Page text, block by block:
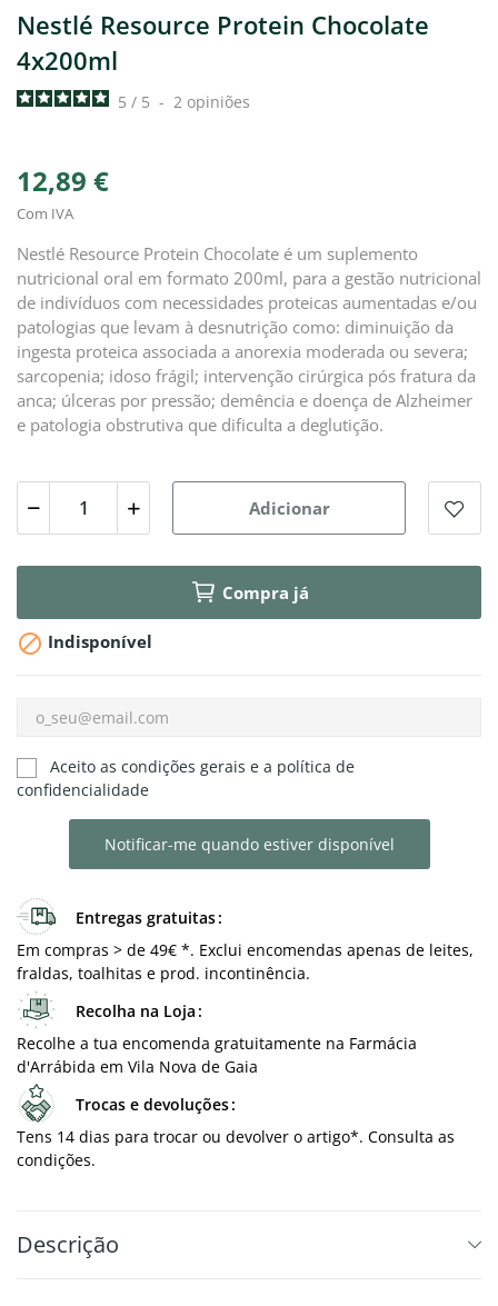
Nestlé Resource Protein Chocolate
4x200ml
5 / 5 - 2 opiniões
12,89 €
Com IVA
Nestlé Resource Protein Chocolate é um suplemento
nutricional oral em formato 200ml, para a gestão nutricional
de indivíduos com necessidades proteicas aumentadas e/ou
patologias que levam à desnutrição como: diminuição da
ingesta proteica associada a anorexia moderada ou severa;
sarcopenia; idoso frágil; intervenção cirúrgica pós fratura da
anca; úlceras por pressão; demência e doença de Alzheimer
e patologia obstrutiva que dificulta a deglutição.
Adicionar
Compra já
 Indisponível
Aceito as condições gerais e a política de
confidencialidade
Notificar-me quando estiver disponível
Entregas gratuitas
Em compras > de 49€ *. Exclui encomendas apenas de leites,
fraldas, toalhitas e prod. incontinência.
Recolha na Loja
Recolhe a tua encomenda gratuitamente na Farmácia
d'Arrábida em Vila Nova de Gaia
Trocas e devoluções
Tens 14 dias para trocar ou devolver o artigo*. Consulta as
condições.
Descrição